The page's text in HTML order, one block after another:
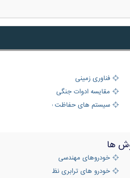
فناوری زمینی
مقایسه ادوات جنگی
سیستم های حفاظت فعال
ها
خودروهای مهندسی
پیاده نظام
خودرو های ترابری نظامی